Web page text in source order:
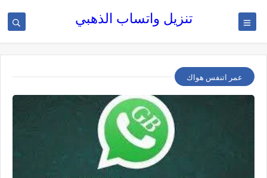
تنزيل واتساب الذهبي
عمر اتنفس هواك